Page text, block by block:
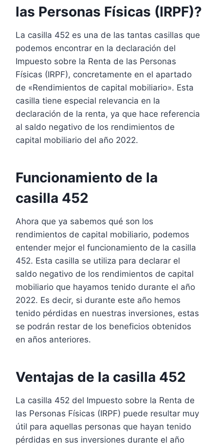
las Personas Físicas (IRPF)?
La casilla 452 es una de las tantas casillas que
podemos encontrar en la declaración del
Impuesto sobre la Renta de las Personas
Físicas (IRPF), concretamente en el apartado
de «Rendimientos de capital mobiliario». Esta
casilla tiene especial relevancia en la
declaración de la renta, ya que hace referencia
al saldo negativo de los rendimientos de
capital mobiliario del año 2022.
Funcionamiento de la
casilla 452
Ahora que ya sabemos qué son los
rendimientos de capital mobiliario, podemos
entender mejor el funcionamiento de la casilla
452. Esta casilla se utiliza para declarar el
saldo negativo de los rendimientos de capital
mobiliario que hayamos tenido durante el año
2022. Es decir, si durante este año hemos
tenido pérdidas en nuestras inversiones, estas
se podrán restar de los beneficios obtenidos
en años anteriores.
Ventajas de la casilla 452
La casilla 452 del Impuesto sobre la Renta de
las Personas Físicas (IRPF) puede resultar muy
útil para aquellas personas que hayan tenido
pérdidas en sus inversiones durante el año